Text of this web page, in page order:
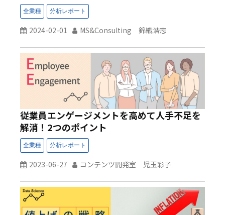
2024-02-01 MS&Consulting 錦織浩志
従業員エンゲージメントを高めて人手不足を
解消！2つのポイント
2023-06-27 コンテンツ開発室 児玉彩子